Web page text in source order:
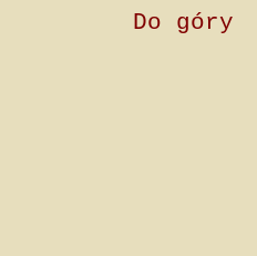
Do góry